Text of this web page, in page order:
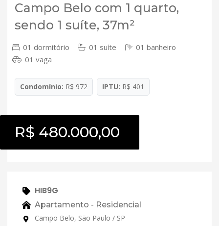
Campo Belo com 1 quarto,
sendo 1 suíte, 37m²
01 dormitório 01 suíte
01 banheiro
01 vaga
Condomínio: R$ 972 IPTU: R$ 401
R$ 480.000,00
HIB9G
Apartamento - Residencial
Campo Belo, São Paulo / SP